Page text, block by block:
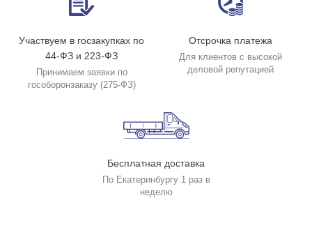
Участвуем в госзакупках по
44-ФЗ и 223-ФЗ
Принимаем заявки по
гособоронзаказу (275-ФЗ)
Отсрочка платежа
Для клиентов с высокой
деловой репутацией
Бесплатная доставка
По Екатеринбургу 1 раз в
неделю